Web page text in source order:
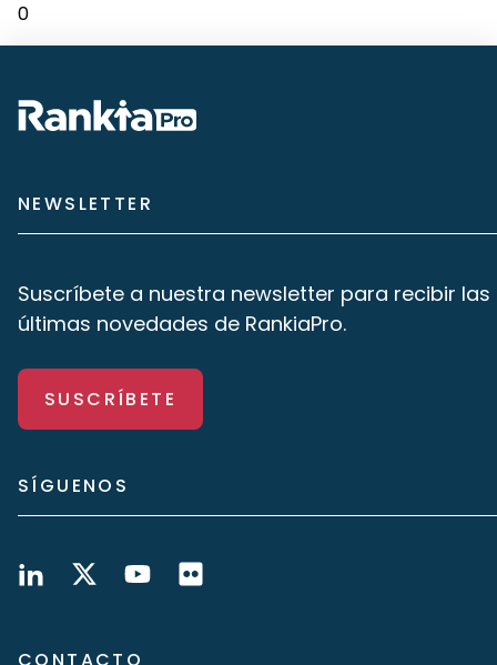
0
NEWSLETTER
Suscríbete a nuestra newsletter para recibir las
últimas novedades de RankiaPro.
SUSCRÍBETE
SÍGUENOS